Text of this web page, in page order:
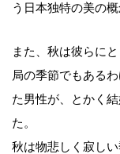
う日本独特の美の
また、秋は彼らに
局の季節でもある
た男性が、とかく
た。
秋は物悲しく寂し